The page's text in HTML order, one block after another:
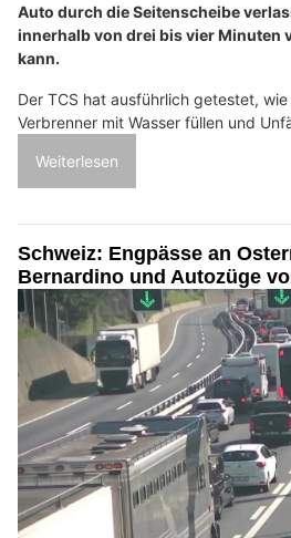
Auto durch die Seitenscheibe
innerhalb von drei bis vier Minuten
kann.
Der TCS hat ausführlich getestet,
Verbrenner mit Wasser füllen und
Weiterlesen
Schweiz: Engpässe an
Bernardino und Autozüge